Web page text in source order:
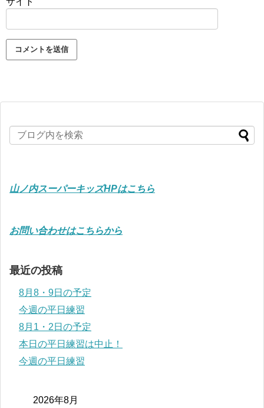
山ノ内スーパーキッズHPはこちら
お問い合わせはこちらから
最近の投稿
8月8・9日の予定
今週の平日練習
8月1・2日の予定
本日の平日練習は中止！
今週の平日練習
2026年8月